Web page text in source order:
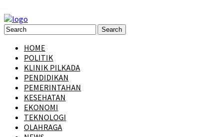
HOME
POLITIK
KLINIK PILKADA
PENDIDIKAN
PEMERINTAHAN
KESEHATAN
EKONOMI
TEKNOLOGI
OLAHRAGA